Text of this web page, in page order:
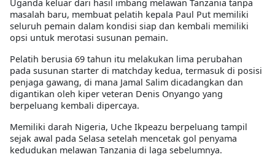
Uganda keluar dari hasil imbang melawan Tanzania tanpa
masalah baru, membuat pelatih kepala Paul Put memiliki
seluruh pemain dalam kondisi siap dan kembali memiliki
opsi untuk merotasi susunan pemain.
Pelatih berusia 69 tahun itu melakukan lima perubahan
pada susunan starter di matchday kedua, termasuk di posisi
penjaga gawang, di mana Jamal Salim dicadangkan dan
digantikan oleh kiper veteran Denis Onyango yang
berpeluang kembali dipercaya.
Memiliki darah Nigeria, Uche Ikpeazu berpeluang tampil
sejak awal pada Selasa setelah mencetak gol penyama
kedudukan melawan Tanzania di laga sebelumnya.